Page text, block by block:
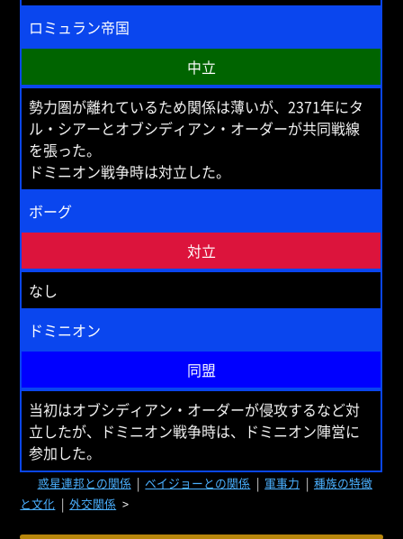
ロミュラン帝国
中立
勢力圏が離れているため関係は薄いが、2371年にタ
ル・シアーとオブシディアン・オーダーが共同戦線
を張った。
ドミニオン戦争時は対立した。
ボーグ
対立
なし
ドミニオン
同盟
当初はオブシディアン・オーダーが侵攻するなど対
立したが、ドミニオン戦争時は、ドミニオン陣営に
参加した。
惑星連邦との関係 | ベイジョーとの関係 | 軍事力 | 種族の特徴
と文化 | 外交関係 >